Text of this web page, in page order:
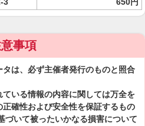
事項
は、必ず主催者発行のものと照合
いる情報の内容に関しては万全を
確性および安全性を保証するもの
づいて被ったいかなる損害について